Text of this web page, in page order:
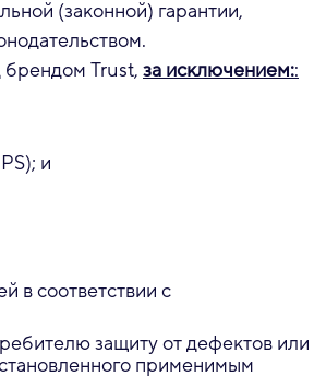
(законной) гарантии,
брендом Trust, за исключением::
и
в соответствии с
защиту от дефектов или
применимым